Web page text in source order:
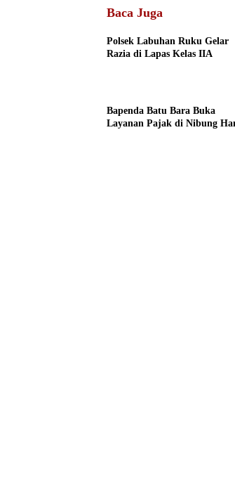
Baca Juga
Polsek Labuhan Ruku Gelar
Razia di Lapas Kelas IIA
Bapenda Batu Bara Buka
Layanan Pajak di Nibung